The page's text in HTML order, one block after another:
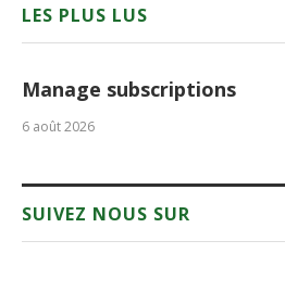
LES PLUS LUS
Manage subscriptions
6 août 2026
SUIVEZ NOUS SUR